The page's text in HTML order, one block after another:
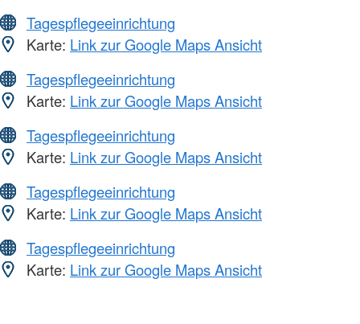
Tagespflegeeinrichtung
Karte: Link zur Google Maps Ansicht
Tagespflegeeinrichtung
Karte: Link zur Google Maps Ansicht
Tagespflegeeinrichtung
Karte: Link zur Google Maps Ansicht
Tagespflegeeinrichtung
Karte: Link zur Google Maps Ansicht
Tagespflegeeinrichtung
Karte: Link zur Google Maps Ansicht